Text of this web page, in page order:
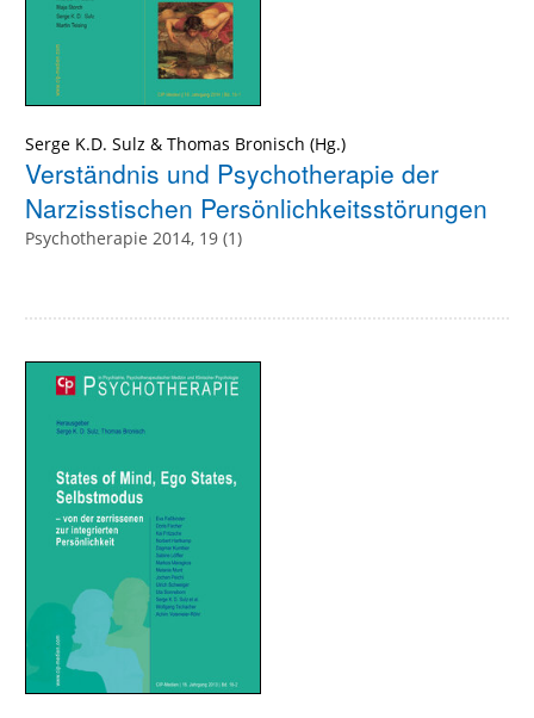
Serge K.D. Sulz & Thomas Bronisch (Hg.)
Verständnis und Psychotherapie der
Narzisstischen Persönlichkeitsstörungen
Psychotherapie 2014, 19 (1)